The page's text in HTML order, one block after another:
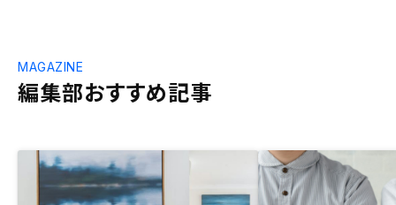
編集部おすすめ記事
MAGAZINE